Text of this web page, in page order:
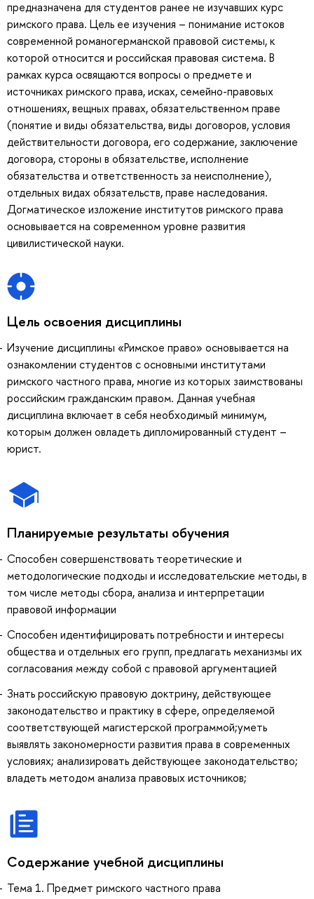
предназначена для студентов ранее не изучавших курс
римского права. Цель ее изучения – понимание истоков
современной романогерманской правовой системы, к
которой относится и российская правовая система. В
рамках курса освящаются вопросы о предмете и
источниках римского права, исках, семейно-правовых
отношениях, вещных правах, обязательственном праве
(понятие и виды обязательства, виды договоров, условия
действительности договора, его содержание, заключение
договора, стороны в обязательстве, исполнение
обязательства и ответственность за неисполнение),
отдельных видах обязательств, праве наследования.
Догматическое изложение институтов римского права
основывается на современном уровне развития
цивилистической науки.
Цель освоения дисциплины
Изучение дисциплины «Римское право» основывается на
ознакомлении студентов с основными институтами
римского частного права, многие из которых заимствованы
российским гражданским правом. Данная учебная
дисциплина включает в себя необходимый минимум,
которым должен овладеть дипломированный студент –
юрист.
Планируемые результаты обучения
Способен совершенствовать теоретические и
методологические подходы и исследовательские методы, в
том числе методы сбора, анализа и интерпретации
правовой информации
Способен идентифицировать потребности и интересы
общества и отдельных его групп, предлагать механизмы их
согласования между собой с правовой аргументацией
Знать российскую правовую доктрину, действующее
законодательство и практику в сфере, определяемой
соответствующей магистерской программой;уметь
выявлять закономерности развития права в современных
условиях; анализировать действующее законодательство;
владеть методом анализа правовых источников;
Содержание учебной дисциплины
Тема 1. Предмет римского частного права